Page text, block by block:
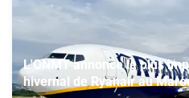
L'ONMT annonce le plus
hivernal de Ryanair au